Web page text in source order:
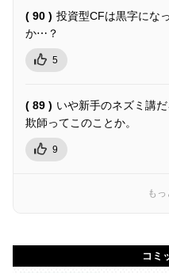
( 90 ) 投資型CFは黒字にな
か⋯？
5
( 89 ) いや新手のネズミ講
欺師ってこのことか。
9
も
コミ